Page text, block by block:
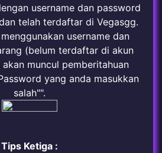
username dan password
telah terdaftar di Vegasgg.
username dan
(belum terdaftar di akun
muncul pemberitahuan
yang anda masukkan
salah"".
Tips Ketiga :